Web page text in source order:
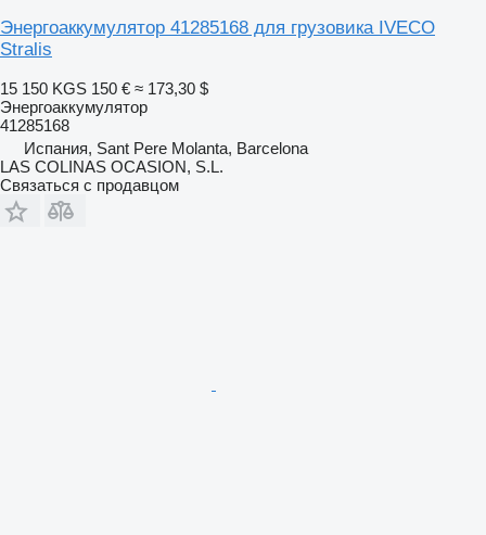
Энергоаккумулятор 41285168 для грузовика IVECO
Stralis
15 150 KGS 150 € ≈ 173,30 $
Энергоаккумулятор
41285168
Испания, Sant Pere Molanta, Barcelona
LAS COLINAS OCASION, S.L.
Связаться с продавцом